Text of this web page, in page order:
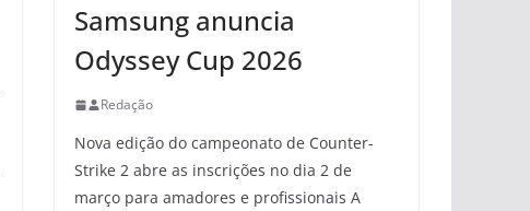
Samsung anuncia
Odyssey Cup 2026
Redação
Nova edição do campeonato de Counter-
Strike 2 abre as inscrições no dia 2 de
março para amadores e profissionais A